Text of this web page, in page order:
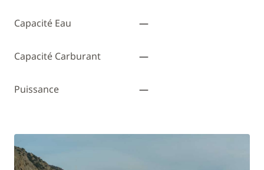
Capacité Eau —
Capacité Carburant —
Puissance —